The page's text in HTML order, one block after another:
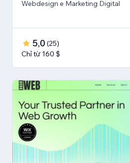
Webdesign e Marketing Digital
5,0 (25)
Chỉ từ 160 $